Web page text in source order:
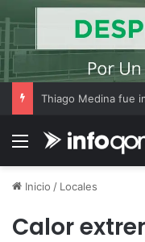
Menú
Inicio / Locales
Calor